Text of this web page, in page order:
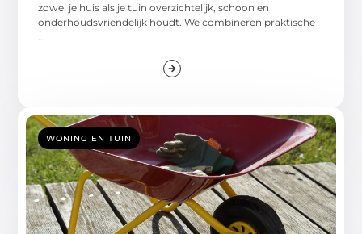
zowel je huis als je tuin overzichtelijk, schoon en
onderhoudsvriendelijk houdt. We combineren praktische
WONING EN TUIN